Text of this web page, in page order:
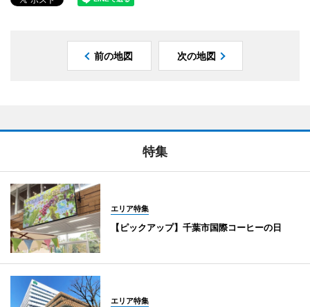
前の地図 次の地図
特集
エリア特集
【ピックアップ】千葉市国際コーヒーの日
エリア特集